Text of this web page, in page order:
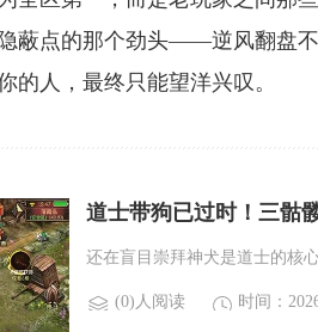
蔽点的那个劲头——逆风翻盘
的人，最终只能望洋兴叹。
道士带狗已过时！三骷
还在盲目崇拜神犬是道士的核
(0)人阅读 时间：